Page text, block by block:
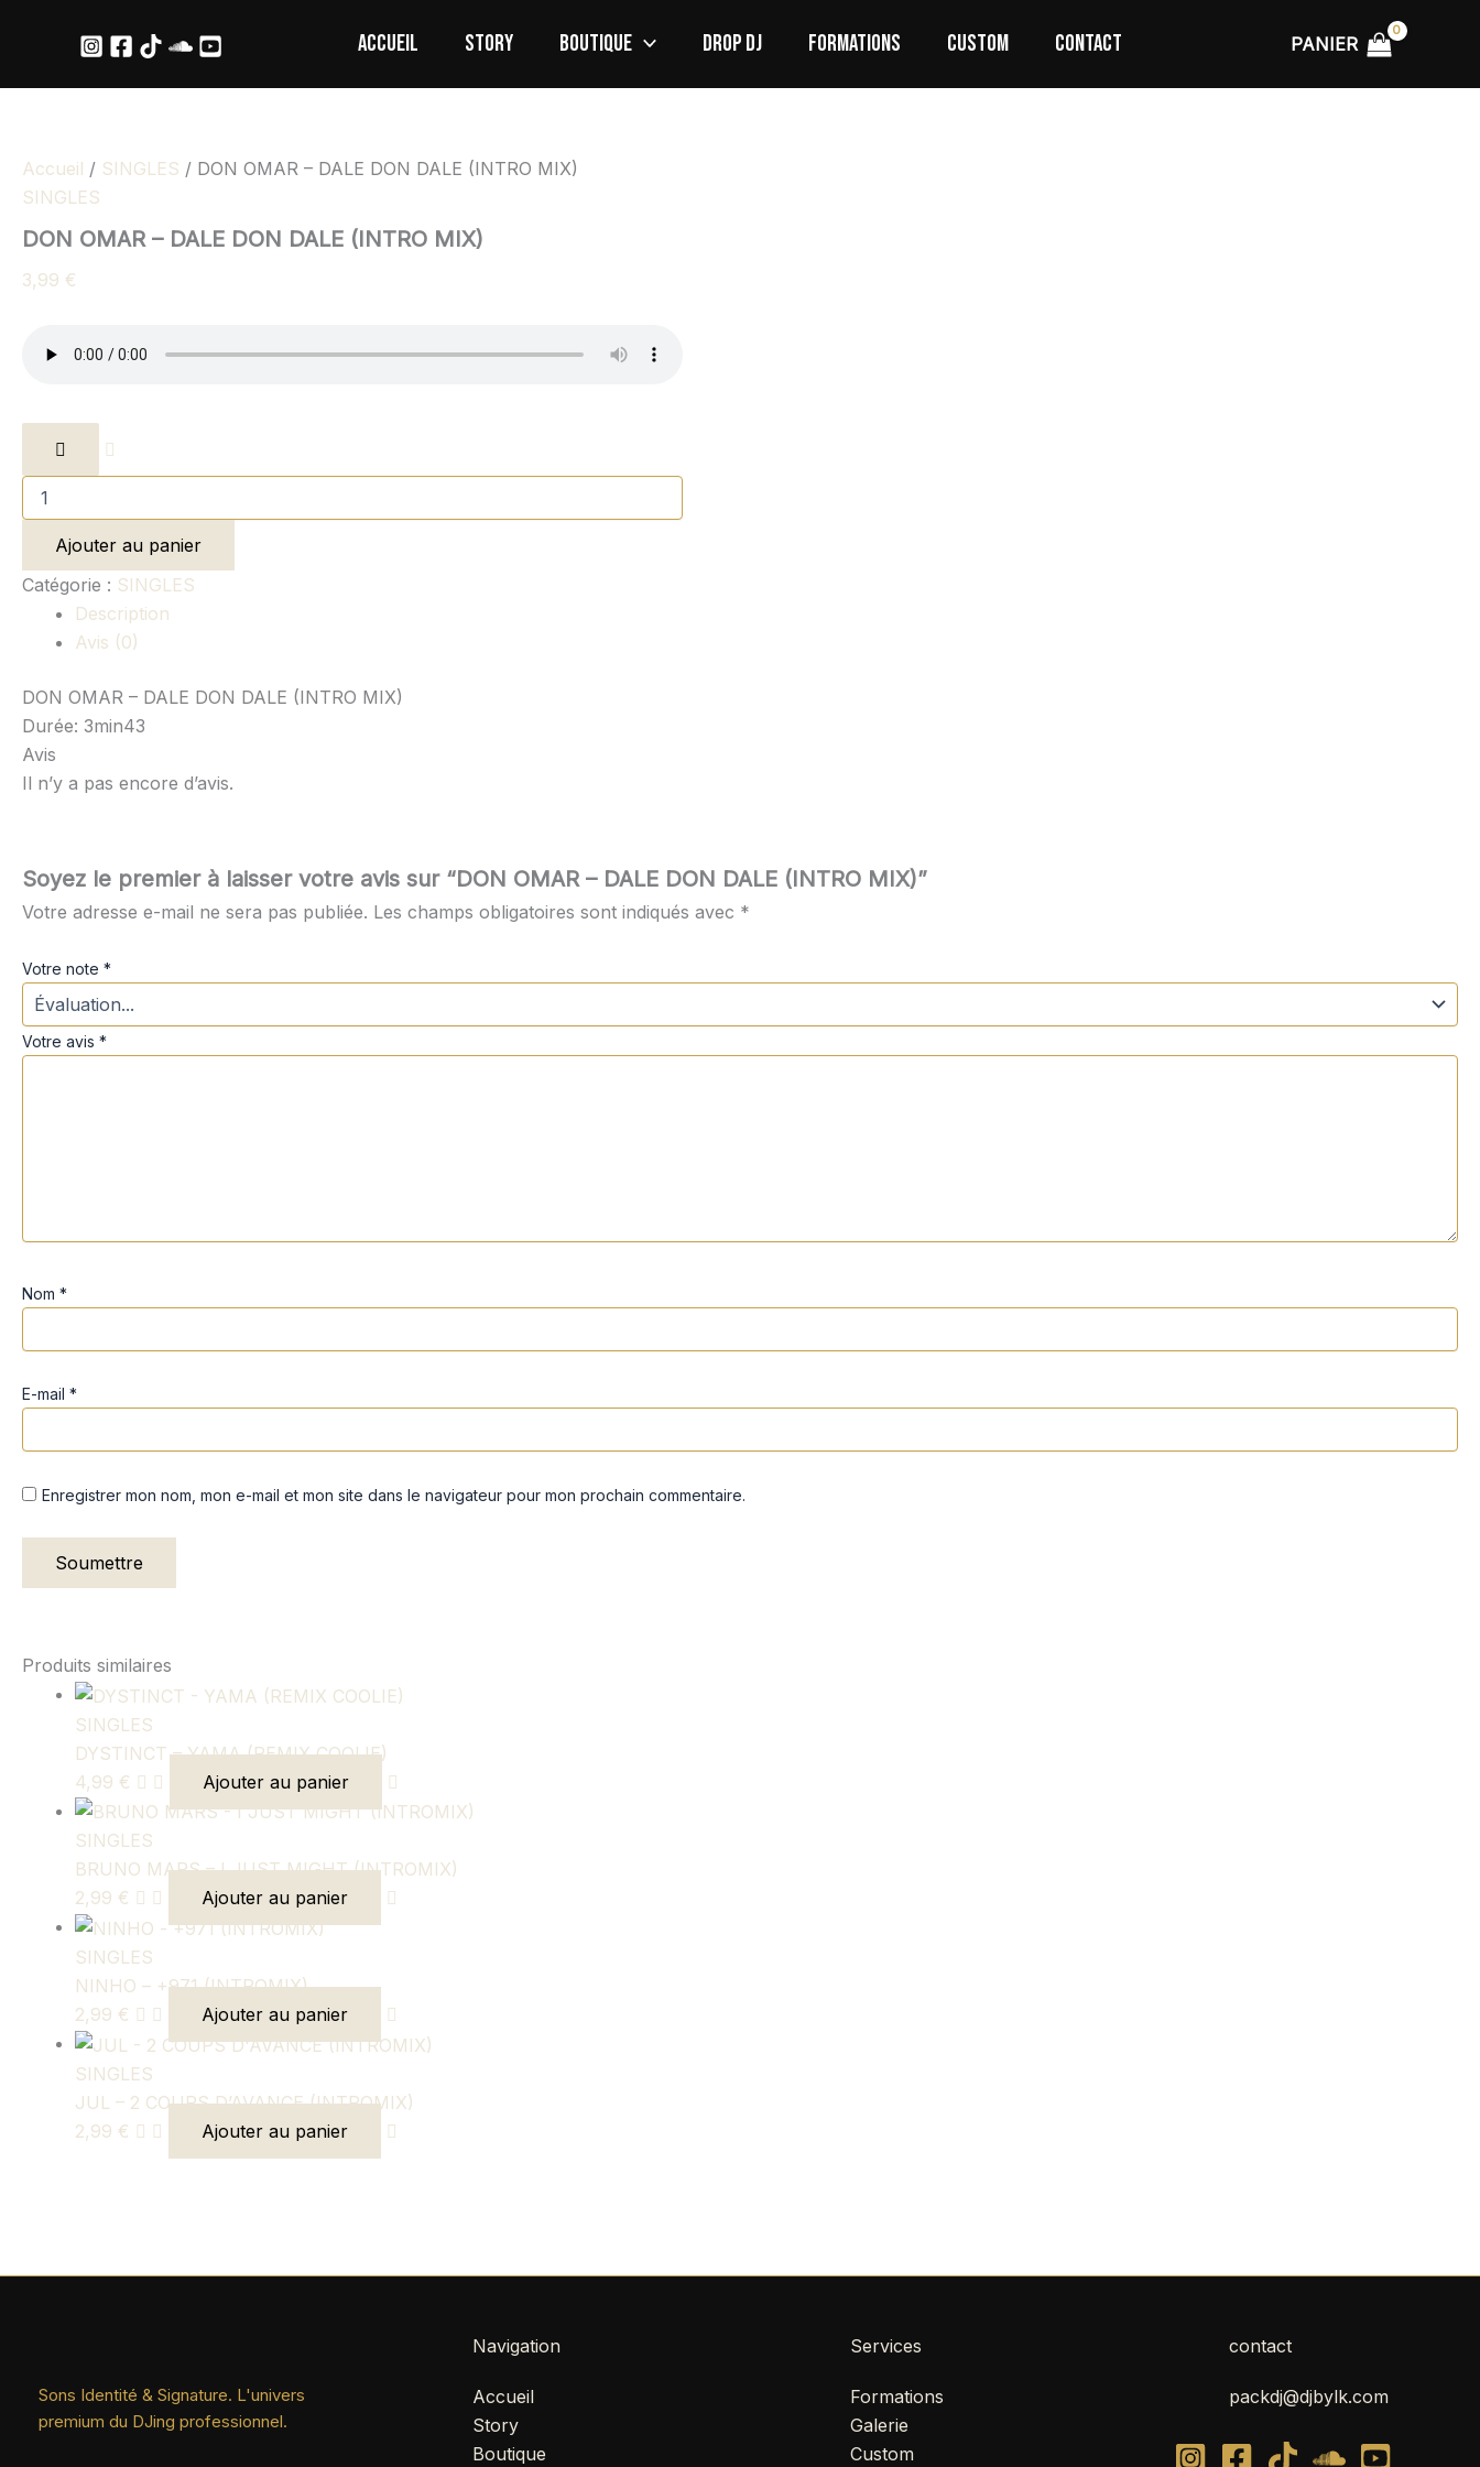
ACCUEIL STORY BOUTIQUE DROP DJ FORMATIONS CUSTOM CONTACT PANIER
Accueil / SINGLES / DON OMAR – DALE DON DALE (INTRO MIX)
SINGLES
DON OMAR – DALE DON DALE (INTRO MIX)
3,99 €
DALE
MIX)
Ajouter au panier
Catégorie : SINGLES
Description
Avis (0)
DON OMAR – DALE DON DALE (INTRO MIX)
Durée: 3min43
Avis
Il n’y a pas encore d’avis.
Soyez le premier à laisser votre avis sur “DON OMAR – DALE DON DALE (INTRO MIX)”
Votre adresse e-mail ne sera pas publiée. Les champs obligatoires sont indiqués avec *
Votre note *
Votre avis *
Nom *
E-mail *
Enregistrer mon nom, mon e-mail et mon site dans le navigateur pour mon prochain commentaire.
Produits similaires
SINGLES
DYSTINCT – YAMA (REMIX COOLIE)
4,99 € Ajouter au panier
SINGLES
BRUNO MARS – I JUST MIGHT (INTROMIX)
2,99 € Ajouter au panier
SINGLES
NINHO – +971 (INTROMIX)
2,99 € Ajouter au panier
SINGLES
JUL – 2 COUPS D’AVANCE (INTROMIX)
2,99 € Ajouter au panier
Sons Identité & Signature. L'univers
premium du DJing professionnel.
Navigation
Accueil
Story
Boutique
Services
Formations
Galerie
Custom
contact
packdj@djbylk.com